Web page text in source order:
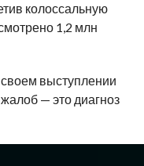
колоссальную
1,2 млн
выступлении
— это диагноз